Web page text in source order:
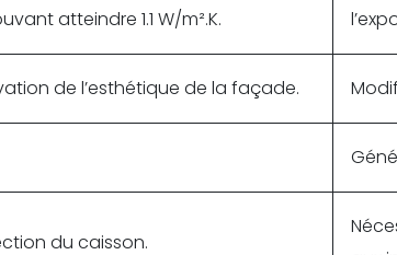
atteindre 1.1 W/m².K.
de l’esthétique de la façade.
du caisson.